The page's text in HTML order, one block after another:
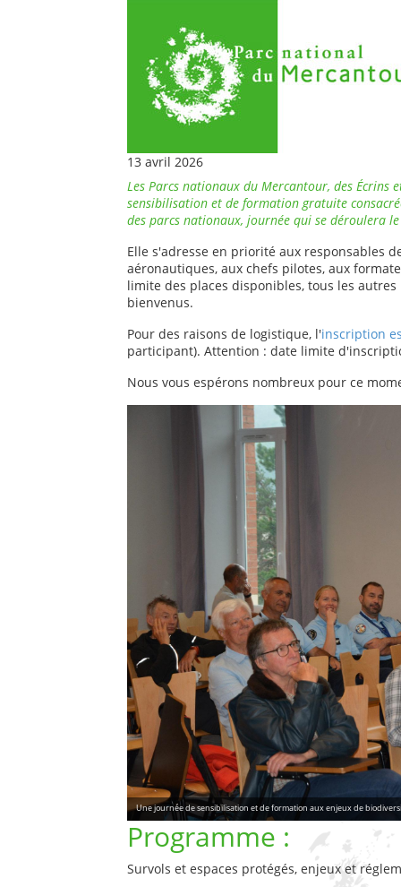
13 avril 2026
Les Parcs nationaux du Mercantour, des Écrins
sensibilisation et de formation gratuite
des parcs nationaux, journée qui se déroulera
Elle s'adresse en priorité aux responsables
aéronautiques, aux chefs pilotes, aux
limite des places disponibles, tous les
bienvenus.
Pour des raisons de logistique, l'inscription
participant). Attention : date limite
Nous vous espérons nombreux pour ce
Une journée de sensibilisation et de formation aux enjeux de
Programme :
Survols et espaces protégés, enjeux et